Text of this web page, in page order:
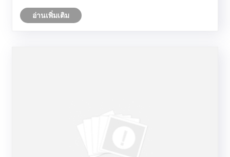
พัฒนาที่แข็งแกร่ง ด้านล่างคือการวิเคราะห์โดยละเอียด
อ่านเพิ่มเติม